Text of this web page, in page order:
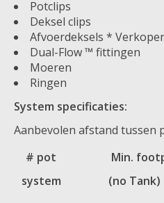
Potclips
Deksel clips
Afvoerdeksels *
Dual-Flow ™ fittingen
Moeren
Ringen
System specificaties:
Aanbevolen afstand tussen
# pot
system
Min.
(no Tank)